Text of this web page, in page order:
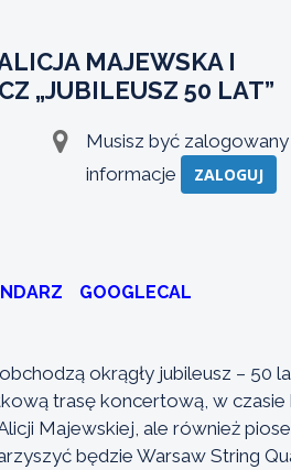
MAJEWSKA I
„JUBILEUSZ 50 LAT”
Musisz być
informacje
ZALOGUJ
GOOGLECAL
okrągły jubileusz – 50
trasę koncertową, w czasie
Majewskiej, ale również
będzie Warsaw String